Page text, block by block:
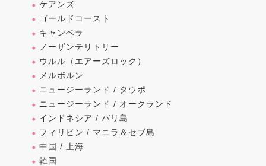
ケアンズ
ゴールドコースト
キャンベラ
ノーザンテリトリー
ウルル（エアーズロック）
メルボルン
ニュージーランド / タウポ
ニュージーランド / オークランド
インドネシア / バリ島
フィリピン / マニラ＆セブ島
中国 / 上海
韓国